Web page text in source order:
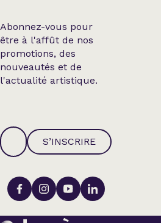
Abonnez-vous pour
être à l'affût de nos
promotions, des
nouveautés et de
l'actualité artistique.
S’INSCRIRE